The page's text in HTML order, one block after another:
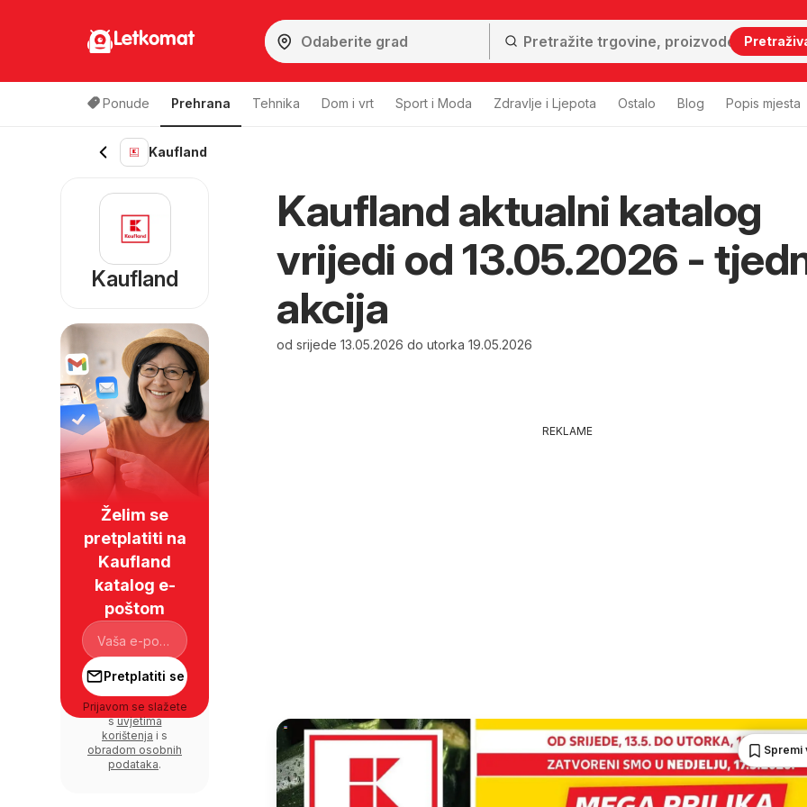
Letkomat
Ponude Prehrana Tehnika Dom i vrt Sport i Moda Zdravlje i Ljepota Ostalo Blog Popis mjesta
Kaufland
Kaufland aktualni katalog
vrijedi od 13.05.2026 -
akcija
od srijede 13.05.2026 do utorka 19.05.2026
REKLAME
Spremi
Kaufland
Želim se
pretplatiti na
Kaufland
katalog e-
poštom
Pretplatiti se
Prijavom se slažete
suvjetima
korištenja i s
obradom osobnih
podataka.